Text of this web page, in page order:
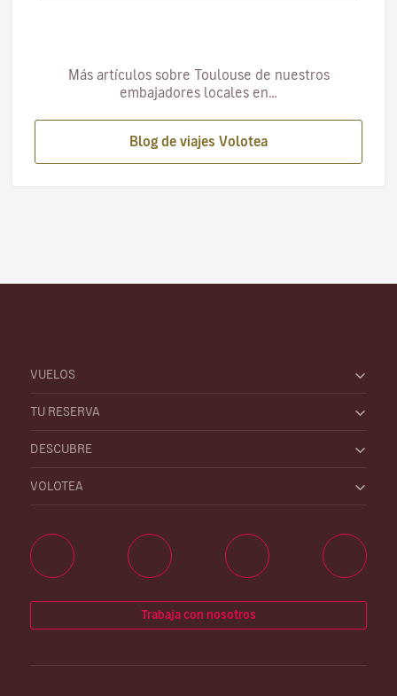
Más artículos sobre Toulouse de nuestros
embajadores locales en…
Blog de viajes Volotea
VUELOS
TU RESERVA
DESCUBRE
VOLOTEA
Trabaja con nosotros